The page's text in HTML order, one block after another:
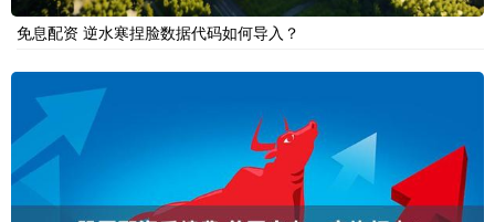
免息配资 逆水寒捏脸数据代码如何导入？